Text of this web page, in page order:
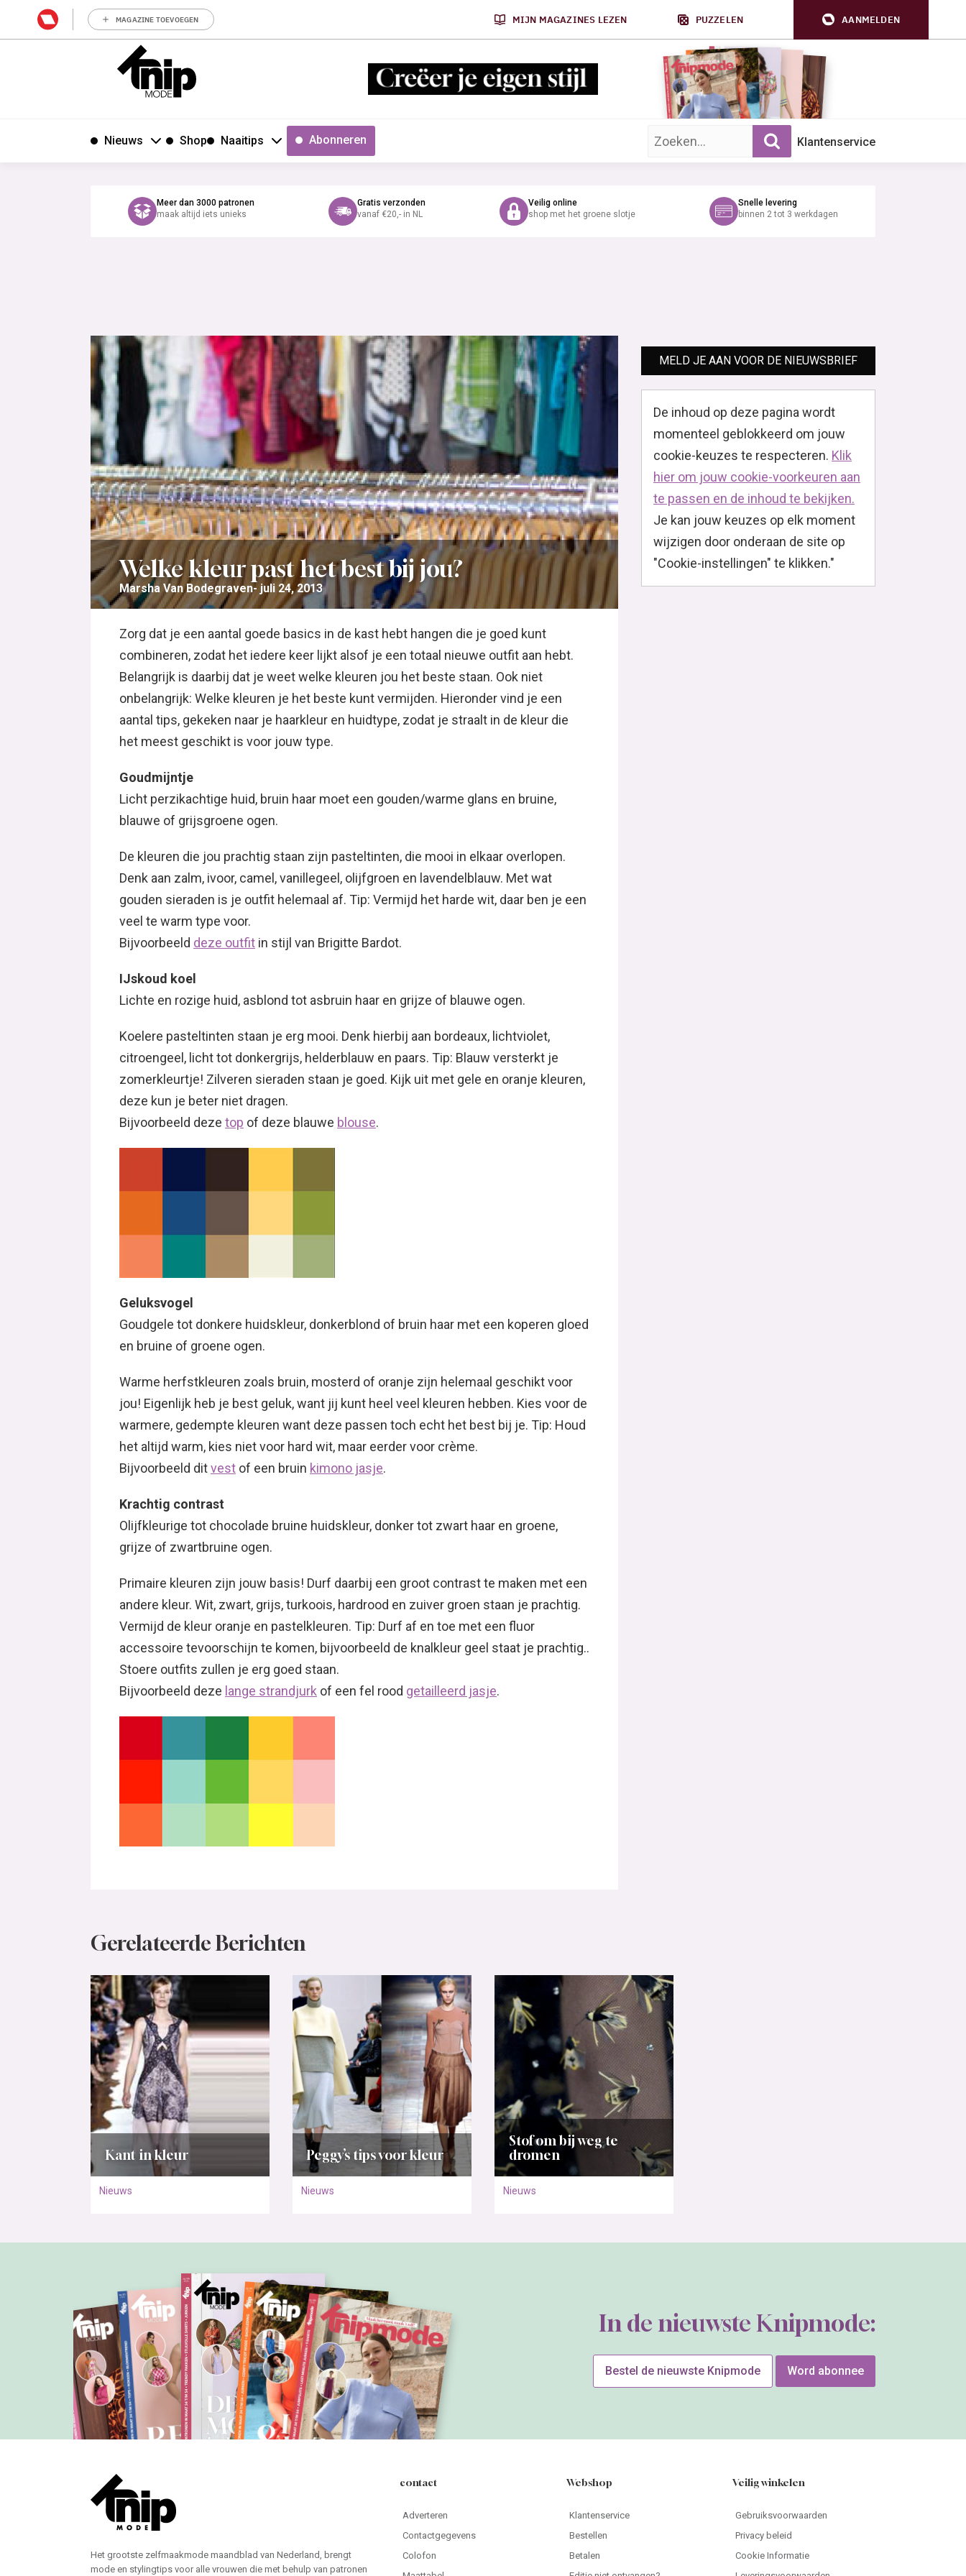
MAGAZINE TOEVOEGEN MIJN MAGAZINES LEZEN PUZZELEN AANMELDEN
Nieuws Shop Naaitips Abonneren Zoek op trefwoord: Klantenservice
Meer dan 3000 patronen
maak altijd iets unieks
Gratis verzonden
vanaf €20,- in NL
Veilig online
shop met het groene slotje
Snelle levering
binnen 2 tot 3 werkdagen
Welke kleur past het best bij jou?
Marsha Van Bodegraven juli 24, 2013
Zorg dat je een aantal goede basics in de kast hebt hangen die je goed kunt
combineren, zodat het iedere keer lijkt alsof je een totaal nieuwe outfit aan hebt.
Belangrijk is daarbij dat je weet welke kleuren jou het beste staan. Ook niet
onbelangrijk: Welke kleuren je het beste kunt vermijden. Hieronder vind je een
aantal tips, gekeken naar je haarkleur en huidtype, zodat je straalt in de kleur die
het meest geschikt is voor jouw type.
Goudmijntje
Licht perzikachtige huid, bruin haar moet een gouden/warme glans en bruine,
blauwe of grijsgroene ogen.
De kleuren die jou prachtig staan zijn pasteltinten, die mooi in elkaar overlopen.
Denk aan zalm, ivoor, camel, vanillegeel, olijfgroen en lavendelblauw. Met wat
gouden sieraden is je outfit helemaal af. Tip: Vermijd het harde wit, daar ben je een
veel te warm type voor.
Bijvoorbeeld deze outfit in stijl van Brigitte Bardot.
IJskoud koel
Lichte en rozige huid, asblond tot asbruin haar en grijze of blauwe ogen.
Koelere pasteltinten staan je erg mooi. Denk hierbij aan bordeaux, lichtviolet,
citroengeel, licht tot donkergrijs, helderblauw en paars. Tip: Blauw versterkt je
zomerkleurtje! Zilveren sieraden staan je goed. Kijk uit met gele en oranje kleuren,
deze kun je beter niet dragen.
Bijvoorbeeld deze top of deze blauwe blouse.
Geluksvogel
Goudgele tot donkere huidskleur, donkerblond of bruin haar met een koperen gloed
en bruine of groene ogen.
Warme herfstkleuren zoals bruin, mosterd of oranje zijn helemaal geschikt voor
jou! Eigenlijk heb je best geluk, want jij kunt heel veel kleuren hebben. Kies voor de
warmere, gedempte kleuren want deze passen toch echt het best bij je. Tip: Houd
het altijd warm, kies niet voor hard wit, maar eerder voor crème.
Bijvoorbeeld ditvest of een bruin kimono jasje.
Krachtig contrast
Olijfkleurige tot chocolade bruine huidskleur, donker tot zwart haar en groene,
grijze of zwartbruine ogen.
Primaire kleuren zijn jouw basis! Durf daarbij een groot contrast te maken met een
andere kleur. Wit, zwart, grijs, turkoois, hardrood en zuiver groen staan je prachtig.
Vermijd de kleur oranje en pastelkleuren. Tip: Durf af en toe met een fluor
accessoire tevoorschijn te komen, bijvoorbeeld de knalkleur geel staat je prachtig..
Stoere outfits zullen je erg goed staan.
Bijvoorbeeld deze lange strandjurk of een fel rood getailleerd jasje.
MELD JE AAN VOOR DE NIEUWSBRIEF
De inhoud op deze pagina wordt
momenteel geblokkeerd om jouw
cookie-keuzes te respecteren. Klik
hier om jouw cookie-voorkeuren aan
te passen en de inhoud te bekijken.
Je kan jouw keuzes op elk moment
wijzigen door onderaan de site op
"Cookie-instellingen" te klikken."
Gerelateerde Berichten
Kant in kleur
Nieuws
Peggy’s tips voor kleur
Nieuws
Stof om bij weg te
dromen
Nieuws
In de nieuwste Knipmode:
Bestel de nieuwste Knipmode Word abonnee
Het grootste zelfmaakmode maandblad van Nederland, brengt
mode en stylingtips voor alle vrouwen die met behulp van patronen
contact
Adverteren
Contactgegevens
Colofon
Webshop
Klantenservice
Bestellen
Betalen
Veilig winkelen
Gebruiksvoorwaarden
Privacy beleid
Cookie Informatie